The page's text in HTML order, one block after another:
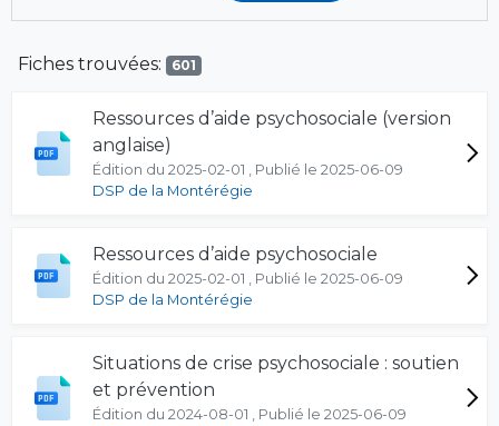
Fiches trouvées: 601
Ressources d’aide psychosociale (version
anglaise)
Édition du 2025-02-01 , Publié le 2025-06-09
DSP de la Montérégie
Ressources d’aide psychosociale
Édition du 2025-02-01 , Publié le 2025-06-09
DSP de la Montérégie
Situations de crise psychosociale : soutien
et prévention
Édition du 2024-08-01 , Publié le 2025-06-09